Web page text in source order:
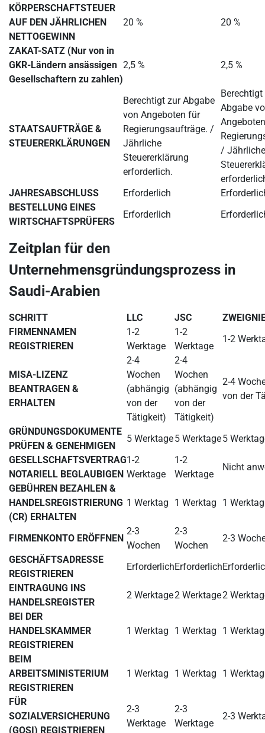
KÖRPERSCHAFTSTEUER
AUF DEN JÄHRLICHEN
NETTOGEWINN
20 % 20 %
ZAKAT-SATZ (Nur von in
GKR-Ländern ansässigen
Gesellschaftern zu zahlen)
2,5 % 2,5 %
STAATSAUFTRÄGE &
STEUERERKLÄRUNGEN
Berechtigt zur Abgabe
von Angeboten für
Regierungsaufträge. /
Jährliche
Steuererklärung
erforderlich.
Berechtigt
Abgabe
/ Jährliche
JAHRESABSCHLUSS
Erforderlich
BESTELLUNG EINES
WIRTSCHAFTSPRÜFERS
Erforderlich
Zeitplan für den
Unternehmensgründungsprozess in
Saudi-Arabien
SCHRITT LLC JSC
FIRMENNAMEN
REGISTRIEREN
1-2
Werktage
1-2
Werktage
1-2
MISA-LIZENZ
BEANTRAGEN &
ERHALTEN
2-4
Wochen
(abhängig
von der
Tätigkeit)
2-4
Wochen
(abhängig
von der
Tätigkeit)
2-4
von der
GRÜNDUNGSDOKUMENTE
PRÜFEN & GENEHMIGEN
5 Werktage5 Werktage5
GESELLSCHAFTSVERTRAG
NOTARIELL BEGLAUBIGEN
1-2
Werktage
1-2
Werktage
Nicht
GEBÜHREN BEZAHLEN &
HANDELSREGISTRIERUNG
(CR) ERHALTEN
1 Werktag 1 Werktag 1 Werktag
FIRMENKONTO ERÖFFNEN
2-3
Wochen
2-3
Wochen
2-3
GESCHÄFTSADRESSE
REGISTRIEREN
ErforderlichErforderlich
EINTRAGUNG INS
HANDELSREGISTER
2 Werktage2 Werktage2
BEI DER
HANDELSKAMMER
REGISTRIEREN
1 Werktag 1 Werktag 1 Werktag
BEIM
ARBEITSMINISTERIUM
REGISTRIEREN
1 Werktag 1 Werktag 1 Werktag
FÜR
SOZIALVERSICHERUNG
(GOSI) REGISTRIEREN
2-3
Werktage
2-3
Werktage
2-3